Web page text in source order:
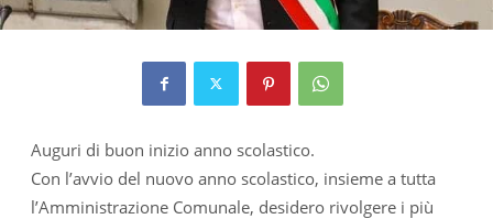
Auguri di buon inizio anno scolastico.
Con l’avvio del nuovo anno scolastico, insieme a tutta
l’Amministrazione Comunale, desidero rivolgere i più